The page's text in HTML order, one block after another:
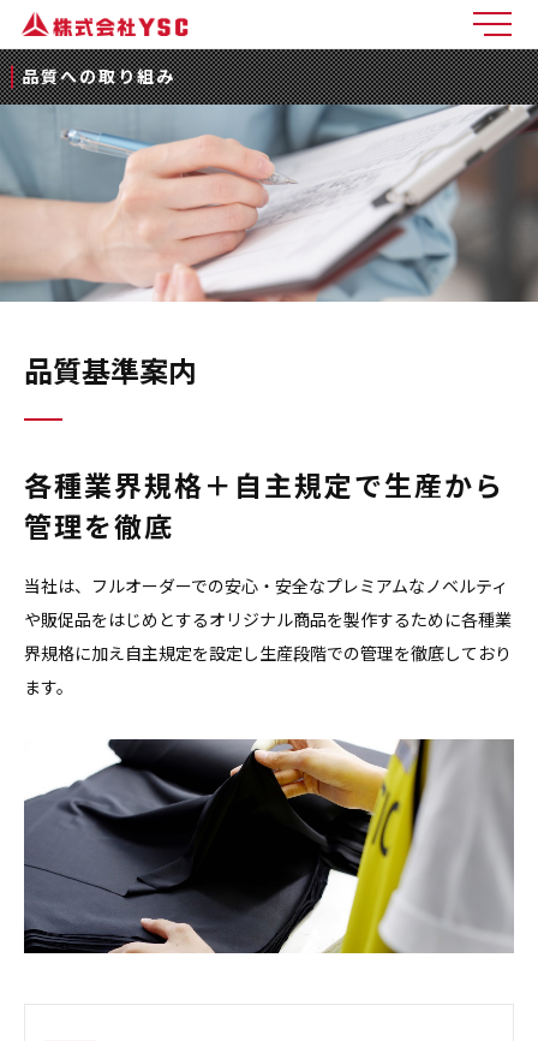
メ
品質への取り組み
品質基準案内
各種業界規格＋自主規定で生産から
管理を徹底
当社は、フルオーダーでの安心・安全なプレミアムなノベルティ
や販促品をはじめとするオリジナル商品を製作するために各種業
界規格に加え自主規定を設定し生産段階での管理を徹底しており
ます。